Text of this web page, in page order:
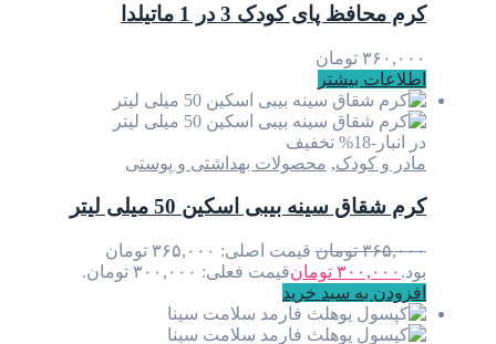
کرم محافظ پای کودک 3 در 1 ماتیلدا
۳۶۰,۰۰۰ تومان
اطلاعات بیشتر
در انبار -18% تخفیف
مادر و کودک, محصولات بهداشتی و پوستی
کرم شقاق سینه بیبی اسکین 50 میلی لیتر
۳۶۵,۰۰۰ تومان
قیمت اصلی: ۳۶۵,۰۰۰ تومان
بود. ۳۰۰,۰۰۰ تومانقیمت فعلی: ۳۰۰,۰۰۰ تومان.
افزودن به سبد خرید